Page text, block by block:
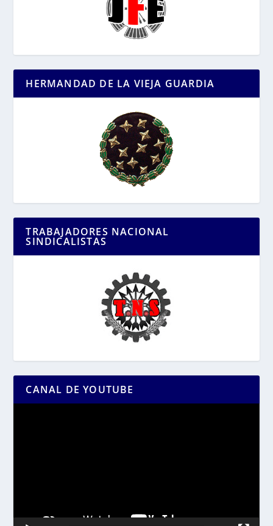
HERMANDAD DE LA VIEJA GUARDIA
TRABAJADORES NACIONAL
SINDICALISTAS
CANAL DE YOUTUBE